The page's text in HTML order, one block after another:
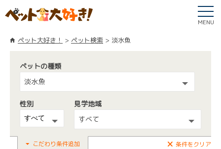
MENU
ペット大好き！ ペット検索 淡水魚
ペットの種類
淡水魚
性別
見学地域
すべて
こだわり条件追加 条件をクリア